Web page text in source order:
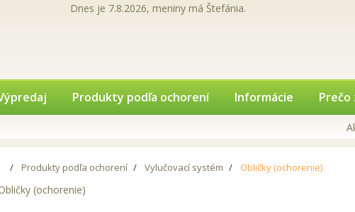
Dnes je 7.8.2026, meniny má Štefánia.
Produkty podľa ochorení Informácie Prečo
Produkty podľa ochorení Vylučovací systém Obličky (ochorenie)